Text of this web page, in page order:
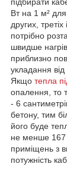
Вт на 1 м²
других,
потрібно
швидше
приблизно
укладання
Якщо тепла
опалення, то
- 6
бетону, тим
його буде
не менше 167
приміщень з
потужність